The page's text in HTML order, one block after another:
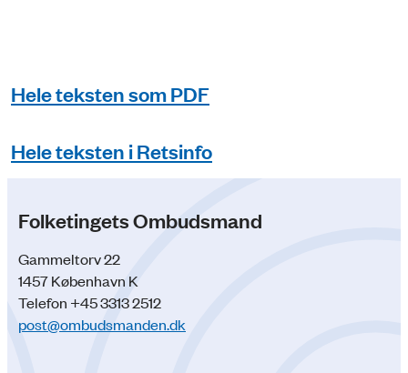
Hele teksten som PDF
Hele teksten i Retsinfo
Folketingets Ombudsmand
Gammeltorv 22
1457 København K
Telefon +45 3313 2512
post@ombudsmanden.dk